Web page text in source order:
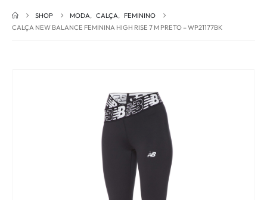
SHOP MODA, CALÇA, FEMININO
CALÇA NEW BALANCE FEMININA HIGH RISE 7 M PRETO – WP21177BK